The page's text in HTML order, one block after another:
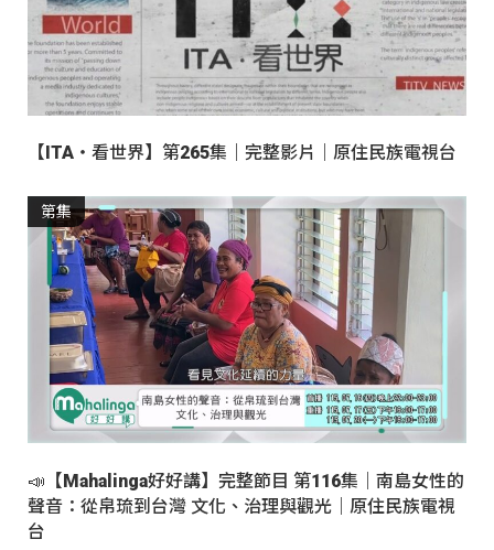
【ITA・看世界】第265集｜完整影片｜原住民族電視台
第集
📣【Mahalinga好好講】完整節目 第116集｜南島女性的
聲音：從帛琉到台灣 文化、治理與觀光｜原住民族電視
台